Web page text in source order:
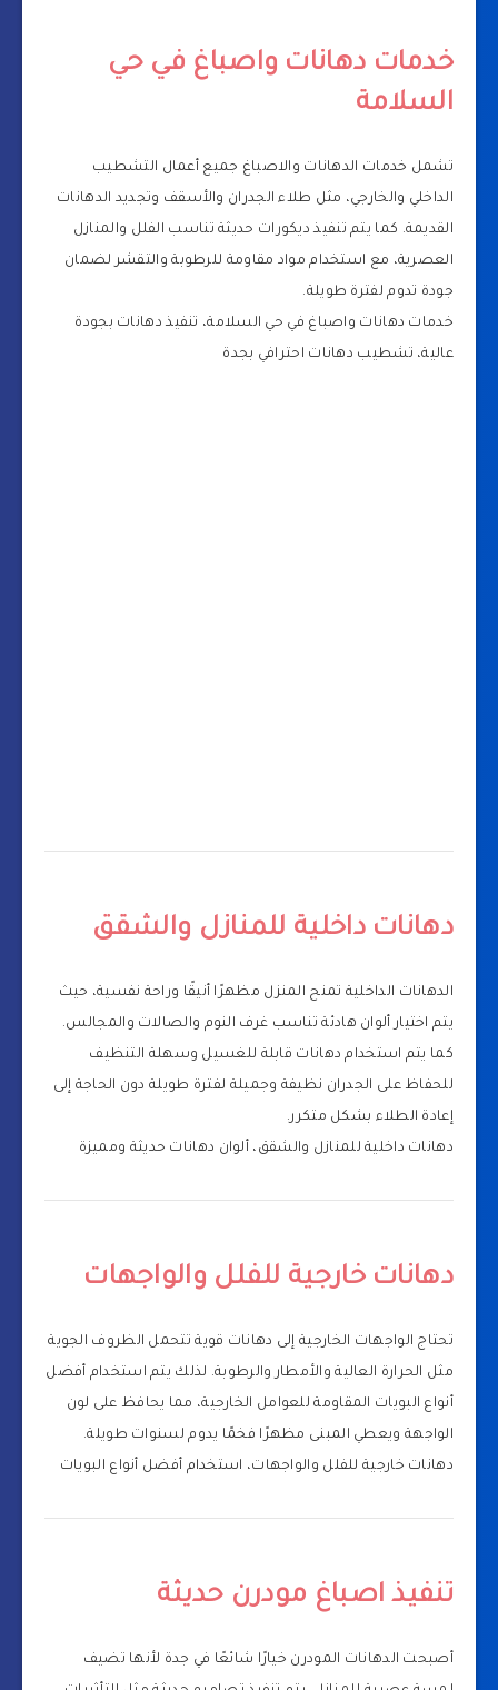
خدمات دهانات واصباغ في حي
السلامة
تشمل خدمات الدهانات والاصباغ جميع أعمال التشطيب
الداخلي والخارجي، مثل طلاء الجدران والأسقف وتجديد الدهانات
القديمة. كما يتم تنفيذ ديكورات حديثة تناسب الفلل والمنازل
العصرية، مع استخدام مواد مقاومة للرطوبة والتقشر لضمان
جودة تدوم لفترة طويلة.
خدمات دهانات واصباغ في حي السلامة، تنفيذ دهانات بجودة
عالية، تشطيب دهانات احترافي بجدة
دهانات داخلية للمنازل والشقق
الدهانات الداخلية تمنح المنزل مظهرًا أنيقًا وراحة نفسية، حيث
يتم اختيار ألوان هادئة تناسب غرف النوم والصالات والمجالس.
كما يتم استخدام دهانات قابلة للغسيل وسهلة التنظيف
للحفاظ على الجدران نظيفة وجميلة لفترة طويلة دون الحاجة إلى
إعادة الطلاء بشكل متكرر.
دهانات داخلية للمنازل والشقق، ألوان دهانات حديثة ومميزة
دهانات خارجية للفلل والواجهات
تحتاج الواجهات الخارجية إلى دهانات قوية تتحمل الظروف الجوية
مثل الحرارة العالية والأمطار والرطوبة. لذلك يتم استخدام أفضل
أنواع البويات المقاومة للعوامل الخارجية، مما يحافظ على لون
الواجهة ويعطي المبنى مظهرًا فخمًا يدوم لسنوات طويلة.
دهانات خارجية للفلل والواجهات، استخدام أفضل أنواع البويات
تنفيذ اصباغ مودرن حديثة
أصبحت الدهانات المودرن خيارًا شائعًا في جدة لأنها تضيف